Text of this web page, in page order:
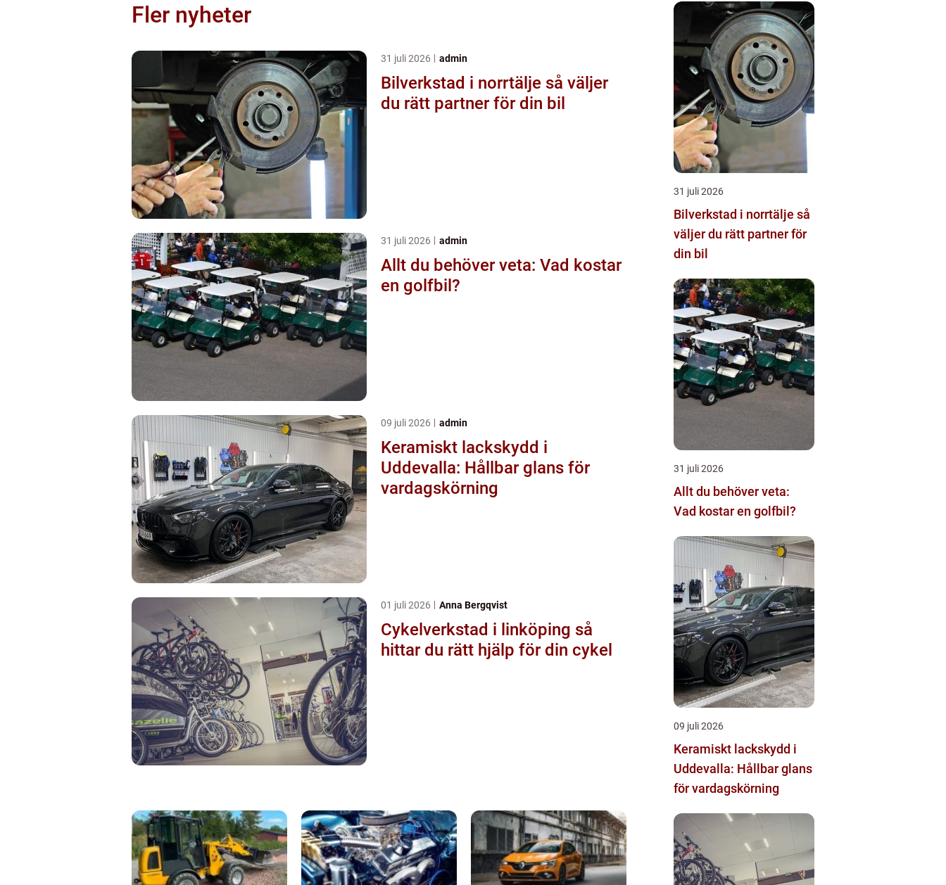
Fler nyheter
31 juli 2026 admin
Bilverkstad i norrtälje så väljer
du rätt partner för din bil
31 juli 2026 admin
Allt du behöver veta: Vad kostar
en golfbil?
09 juli 2026 admin
Keramiskt lackskydd i
Uddevalla: Hållbar glans för
vardagskörning
01 juli 2026 Anna Bergqvist
Cykelverkstad i linköping så
hittar du rätt hjälp för din cykel
31 juli 2026
Bilverkstad i norrtälje så
väljer du rätt partner för
din bil
31 juli 2026
Allt du behöver veta:
Vad kostar en golfbil?
09 juli 2026
Keramiskt lackskydd i
Uddevalla: Hållbar glans
för vardagskörning